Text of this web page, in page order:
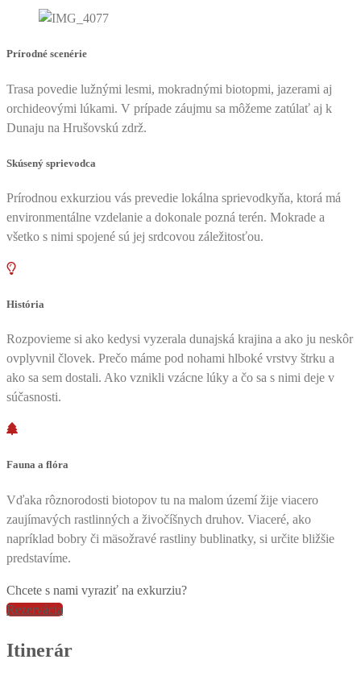
Prírodné scenérie
Trasa povedie lužnými lesmi, mokradnými biotopmi, jazerami aj
orchideovými lúkami. V prípade záujmu sa môžeme zatúlať aj k
Dunaju na Hrušovskú zdrž.
Skúsený sprievodca
Prírodnou exkurziou vás prevedie lokálna sprievodkyňa, ktorá má
environmentálne vzdelanie a dokonale pozná terén. Mokrade a
všetko s nimi spojené sú jej srdcovou záležitosťou.
História
Rozpovieme si ako kedysi vyzerala dunajská krajina a ako ju neskôr
ovplyvnil človek. Prečo máme pod nohami hlboké vrstvy štrku a
ako sa sem dostali. Ako vznikli vzácne lúky a čo sa s nimi deje v
súčasnosti.
Fauna a flóra
Vďaka rôznorodosti biotopov tu na malom území žije viacero
zaujímavých rastlinných a živočíšnych druhov. Viaceré, ako
napríklad bobry či mäsožravé rastliny bublinatky, si určite bližšie
predstavíme.
Chcete s nami vyraziť na exkurziu?
Rezervácia
Itinerár